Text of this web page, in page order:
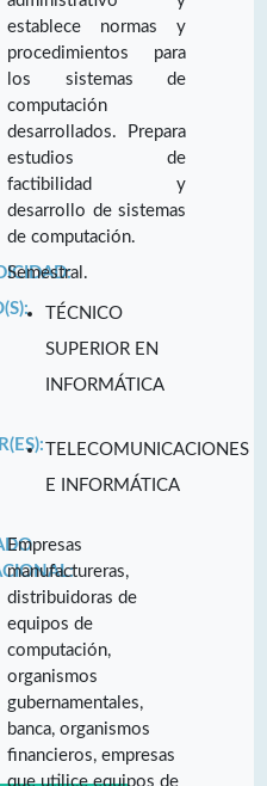
establece normas y
procedimientos para
los sistemas de
computación
desarrollados. Prepara
estudios de
factibilidad y
desarrollo de sistemas
de computación.
Semestral.
TÉCNICO
SUPERIOR EN
INFORMÁTICA
TELECOMUNICACIONES
E INFORMÁTICA
Empresas
manufactureras,
distribuidoras de
equipos de
computación,
organismos
gubernamentales,
banca, organismos
financieros, empresas
que utilice equipos de